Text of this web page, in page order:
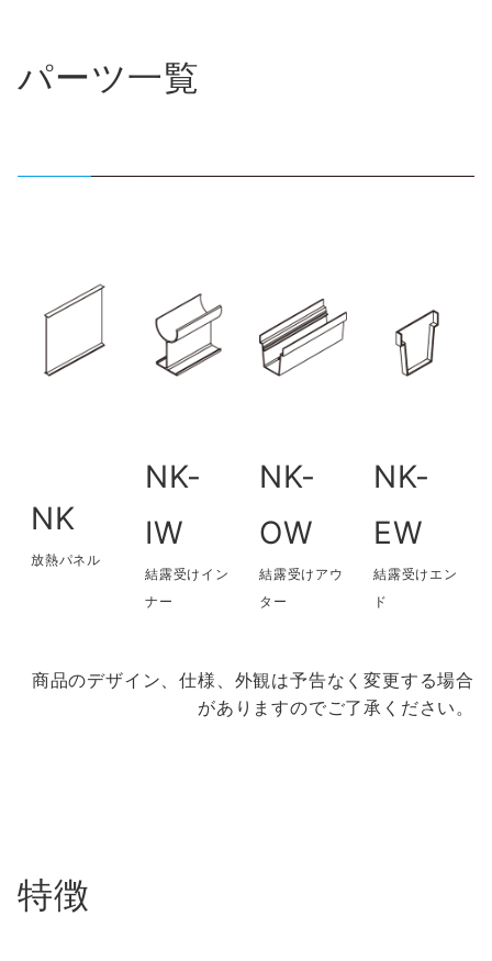
パーツ一覧
NK
放熱パネル
NK-
IW
結露受けイン
ナー
NK-
OW
結露受けアウ
ター
NK-
EW
結露受けエン
ド
商品のデザイン、仕様、外観は予告なく変更する場合
がありますのでご了承ください。
特徴